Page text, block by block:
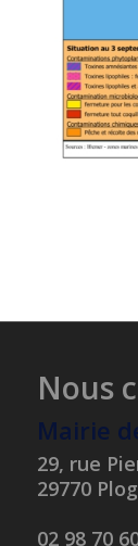
Nous
Mairie
29, rue
29770
02 98 70